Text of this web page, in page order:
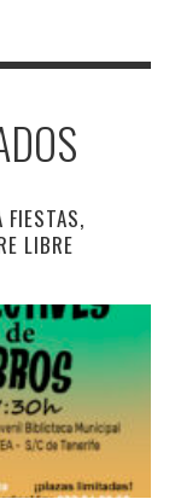
FIESTAS,
LIBRE